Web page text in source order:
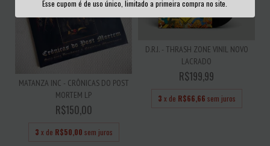
Esse cupom é de uso único, limitado a primeira compra no site.
MATANZA INC - CRÔNICAS DO POST
MORTEM LP
R$150,00
3 x de R$50,00 sem juros
D.R.I. - THRASH ZONE VINIL NOVO
LACRADO
R$199,99
3 x de R$66,66 sem juros